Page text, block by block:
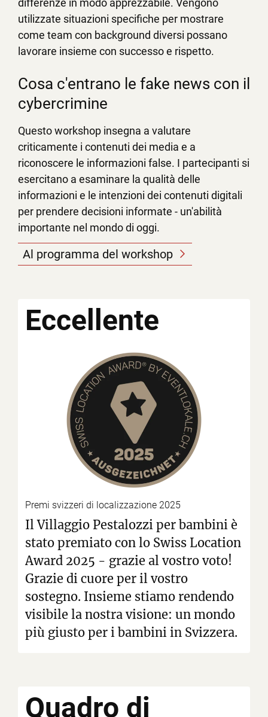
utilizzate situazioni specifiche per mostrare
come team con background diversi possano
lavorare insieme con successo e rispetto.
Cosa c'entrano le fake news con il
cybercrimine
Questo workshop insegna a valutare
criticamente i contenuti dei media e a
riconoscere le informazioni false. I partecipanti si
esercitano a esaminare la qualità delle
informazioni e le intenzioni dei contenuti digitali
per prendere decisioni informate - un'abilità
importante nel mondo di oggi.
Al programma del workshop
Eccellente
Premi svizzeri di localizzazione 2025
Il Villaggio Pestalozzi per bambini è
stato premiato con lo Swiss Location
Award 2025 - grazie al vostro voto!
Grazie di cuore per il vostro
sostegno. Insieme stiamo rendendo
visibile la nostra visione: un mondo
più giusto per i bambini in Svizzera.
Quadro di